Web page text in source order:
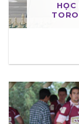
HỌC